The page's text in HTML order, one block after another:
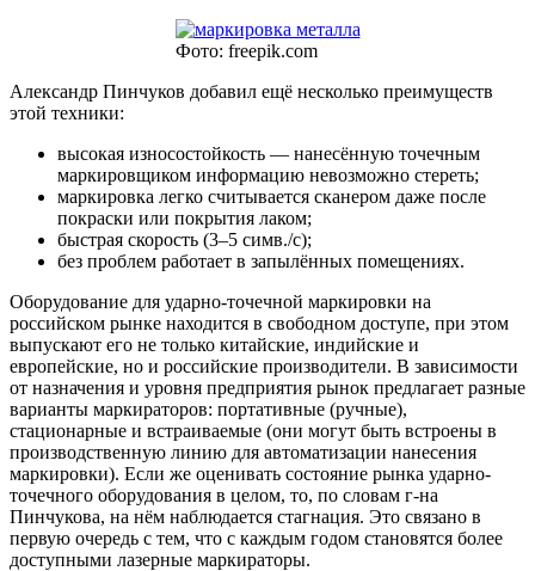
Фото: freepik.com
Александр Пинчуков добавил ещё несколько преимуществ
этой техники:
высокая износостойкость — нанесённую точечным
маркировщиком информацию невозможно стереть;
маркировка легко считывается сканером даже после
покраски или покрытия лаком;
быстрая скорость (3–5 симв./с);
без проблем работает в запылённых помещениях.
Оборудование для ударно-точечной маркировки на
российском рынке находится в свободном доступе, при этом
выпускают его не только китайские, индийские и
европейские, но и российские производители. В зависимости
от назначения и уровня предприятия рынок предлагает разные
варианты маркираторов: портативные (ручные),
стационарные и встраиваемые (они могут быть встроены в
производственную линию для автоматизации нанесения
маркировки). Если же оценивать состояние рынка ударно-
точечного оборудования в целом, то, по словам г-на
Пинчукова, на нём наблюдается стагнация. Это связано в
первую очередь с тем, что с каждым годом становятся более
доступными лазерные маркираторы.